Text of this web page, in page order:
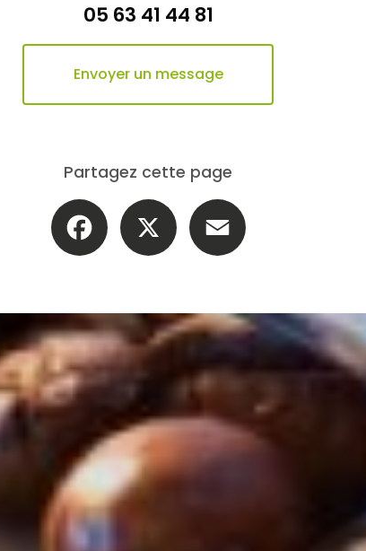
05 63 41 44 81
Envoyer un message
Partagez cette page
Facebook